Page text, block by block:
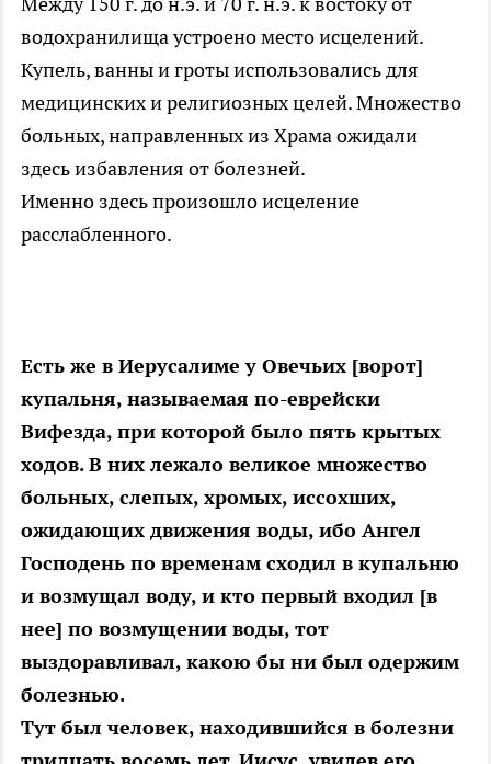
водохранилища устроено место исцелений.
Купель, ванны и гроты использовались для
медицинских и религиозных целей. Множество
больных, направленных из Храма ожидали
здесь избавления от болезней.
Именно здесь произошло исцеление
расслабленного.
Есть же в Иерусалиме у Овечьих [ворот]
купальня, называемая по-еврейски
Вифезда, при которой было пять крытых
ходов. В них лежало великое множество
больных, слепых, хромых, иссохших,
ожидающих движения воды, ибо Ангел
Господень по временам сходил в купальню
и возмущал воду, и кто первый входил [в
нее] по возмущении воды, тот
выздоравливал, какою бы ни был одержим
болезнью.
Тут был человек, находившийся в болезни